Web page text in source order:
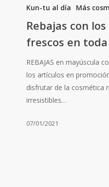
productos
Kun-tu al día Más
Rebajas con
frescos en
REBAJAS en mayúscula
los artículos en
disfrutar de la cosmética
irresistibles…
07/01/2021